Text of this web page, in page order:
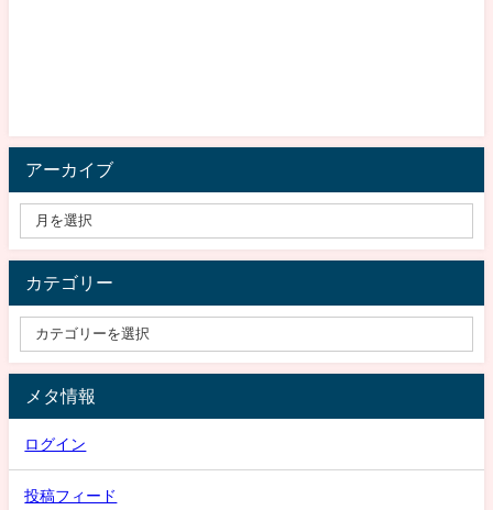
アーカイブ
カテゴリー
メタ情報
ログイン
投稿フィード